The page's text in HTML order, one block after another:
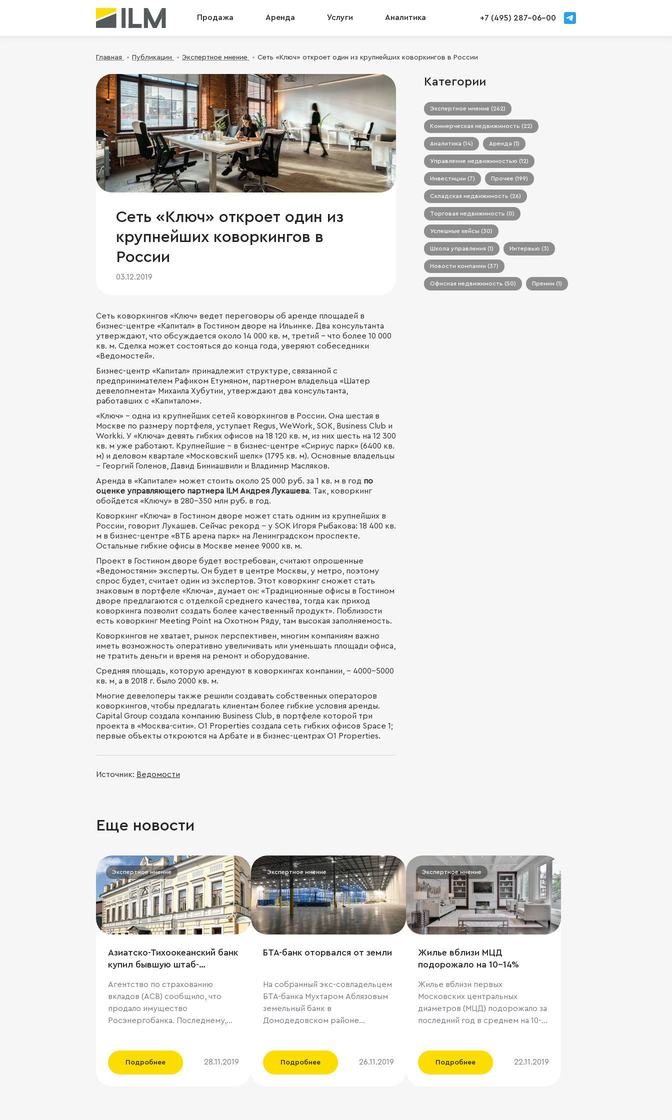
Продажа Аренда Услуги Аналитика +7 (495) 287-06-00
Главная Публикации Экспертное мнение Сеть «Ключ» откроет один из крупнейших коворкингов в России
Сеть «Ключ» откроет один из
крупнейших коворкингов в
России
03.12.2019
Сеть коворкингов «Ключ» ведет переговоры об аренде площадей в
бизнес-центре «Капитал» в Гостином дворе на Ильинке. Два консультанта
утверждают, что обсуждается около 14 000 кв. м, третий – что более 10 000
кв. м. Сделка может состояться до конца года, уверяют собеседники
«Ведомостей».
Бизнес-центр «Капитал» принадлежит структуре, связанной с
предпринимателем Рафиком Етумяном, партнером владельца «Шатер
девелопмента» Михаила Хубутии, утверждают два консультанта,
работавших с «Капиталом».
«Ключ» – одна из крупнейших сетей коворкингов в России. Она шестая в
Москве по размеру портфеля, уступает Regus, WeWork, SOK, Business Club и
Workki. У «Ключа» девять гибких офисов на 18 120 кв. м, из них шесть на 12 300
кв. м уже работают. Крупнейшие – в бизнес-центре «Сириус парк» (6400 кв.
м) и деловом квартале «Московский шелк» (1795 кв. м). Основные владельцы
– Георгий Голенов, Давид Биниашвили и Владимир Масляков.
Аренда в «Капитале» может стоить около 25 000 руб. за 1 кв. м в год по
оценке управляющего партнера ILM Андрея Лукашева. Так, коворкинг
обойдется «Ключу» в 280–350 млн руб. в год.
Коворкинг «Ключа» в Гостином дворе может стать одним из крупнейших в
России, говорит Лукашев. Сейчас рекорд – у SOK Игоря Рыбакова: 18 400 кв.
м в бизнес-центре «ВТБ арена парк» на Ленинградском проспекте.
Остальные гибкие офисы в Москве менее 9000 кв. м.
Проект в Гостином дворе будет востребован, считают опрошенные
«Ведомостями» эксперты. Он будет в центре Москвы, у метро, поэтому
спрос будет, считает один из экспертов. Этот коворкинг сможет стать
знаковым в портфеле «Ключа», думает он: «Традиционные офисы в Гостином
дворе предлагаются с отделкой среднего качества, тогда как приход
коворкинга позволит создать более качественный продукт». Поблизости
есть коворкинг Meeting Point на Охотном Ряду, там высокая заполняемость.
Коворкингов не хватает, рынок перспективен, многим компаниям важно
иметь возможность оперативно увеличивать или уменьшать площади офиса,
не тратить деньги и время на ремонт и оборудование.
Средняя площадь, которую арендуют в коворкингах компании, – 4000–5000
кв. м, а в 2018 г. было 2000 кв. м.
Многие девелоперы также решили создавать собственных операторов
коворкингов, чтобы предлагать клиентам более гибкие условия аренды.
Capital Group создала компанию Business Club, в портфеле которой три
проекта в «Москва-сити». O1 Properties создала сеть гибких офисов Space 1;
первые объекты откроются на Арбате и в бизнес-центрах O1 Properties.
Источник: Ведомости
Категории
Экспертное мнение (262)
Коммерческая недвижимость (22)
Аналитика (14) Аренда (1)
Управление недвижимостью (12)
Инвестиции (7) Прочее (199)
Складская недвижимость (26)
Торговая недвижимость (0)
Успешные кейсы (30)
Школа управления (1) Интервью (3)
Новости компании (37)
Офисная недвижимость (50) Премии (1)
Еще новости
Экспертное мнение
Азиатско-Тихоокеанский банк
купил бывшую штаб-
центре Москвы
Агентство по страхованию
вкладов (АСВ) сообщило, что
продало имущество
Росэнергобанка. Последнему,
права на земельный участок
площадью 0,3 га и три
Подробнее 28.11.2019
Экспертное мнение
БТА-банк оторвался от земли
На собранный экс-совладельцем
БТА-банка Мухтаром Аблязовым
земельный банк в
Домодедовском районе
выкупил концерн «Русич». За 15
лет компания надеется
Подробнее 26.11.2019
Экспертное мнение
Жилье вблизи МЦД
подорожало на 10-14%
Жилье вблизи первых
Московских центральных
диаметров (МЦД) подорожало за
последний год в среднем на 10-
вырос в цене на 40%, подсчитали
эксперты, опрошенные РИА
Подробнее 22.11.2019